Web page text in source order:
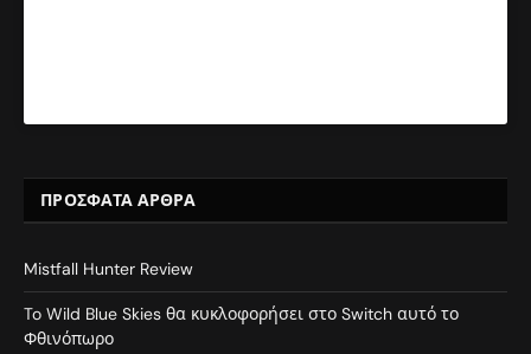
ΠΡΌΣΦΑΤΑ ΆΡΘΡΑ
Mistfall Hunter Review
To Wild Blue Skies θα κυκλοφορήσει στο Switch αυτό το
Φθινόπωρο